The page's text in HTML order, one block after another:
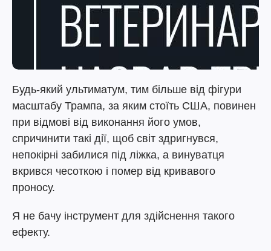
Будь-який ультиматум, тим більше від фігури
масштабу Трампа, за яким стоїть США, повинен
при відмові від виконання його умов,
спричинити такі дії, щоб світ здригнувся,
непокірні забилися під ліжка, а винуватця
вкрився чесоткою і помер від кривавого
проносу.
Я не бачу інструмент для здійснення такого
ефекту.